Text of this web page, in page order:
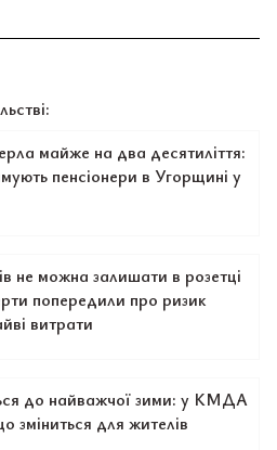
майже на два десятиліття:
пенсіонери в Угорщині у
не можна залишати в розетці
попередили про ризик
витрати
до найважчої зими: у КМДА
зміниться для жителів